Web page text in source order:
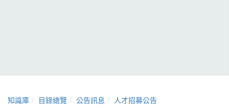
知識庫 目錄總覽 公告訊息 人才招募公告